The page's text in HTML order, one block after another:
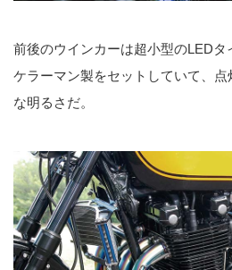
前後のウインカーは超小型のLED
ケラーマン製をセットしていて、点
な明るさだ。